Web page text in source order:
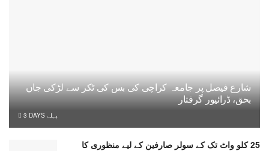
شارع فیصل پر جامعہ کراچی کی بس کی ٹکر سے لڑکی جاں
بحق، ڈرائیور گرفتار
3 DAYS پہلے
25 کلو واٹ تک کے سولر صارفین کے لیے منظوری کا